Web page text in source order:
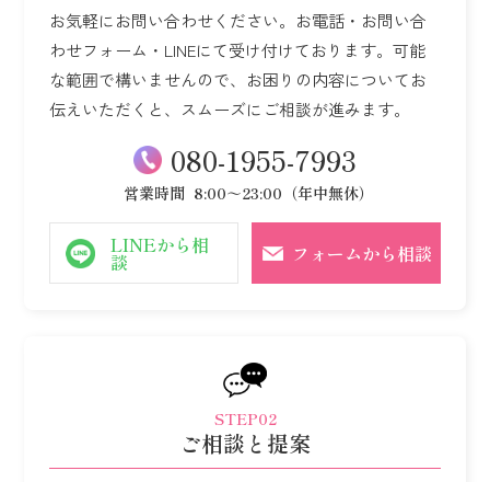
お気軽にお問い合わせください。 お電話・お問い合
わせフォーム・LINEにて受け付けております。 可能
な範囲で構いませんので、お困りの内容についてお
伝えいただくと、
スムーズにご相談が進みます。
080-1955-7993
営業時間 8:00～23:00（年中無休）
LINEから相
談 フォームから相談
STEP02
ご相談と提案